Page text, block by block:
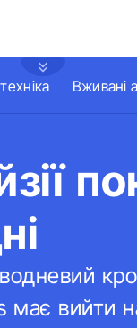
Вживані
має вийти